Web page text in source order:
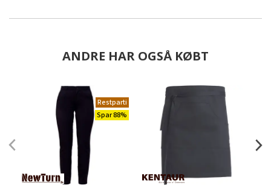
ANDRE HAR OGSÅ KØBT
Restparti
Spar 88%